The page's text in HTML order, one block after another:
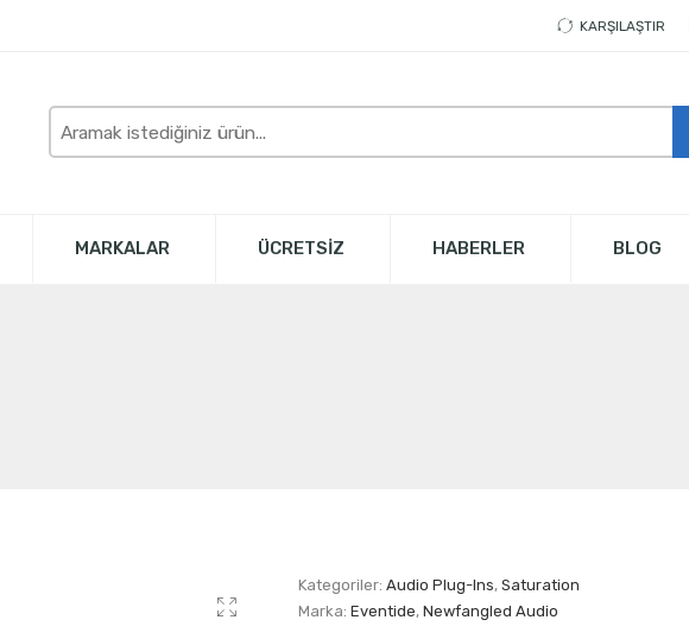
KARŞILAŞTIR
Burada
arayın
MARKALAR ÜCRETSİZ HABERLER BLOG
Kategoriler: Audio Plug-Ins, Saturation
Marka: Eventide, Newfangled Audio